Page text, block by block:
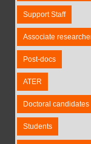
Support Staff
Associate
Post-docs
ATER
Doctoral candidates
Students